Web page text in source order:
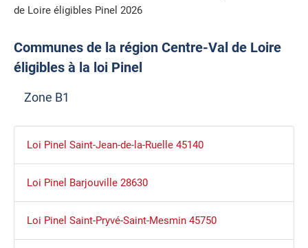
de Loire éligibles Pinel 2026
Communes de la région Centre-Val de Loire
éligibles à la loi Pinel
Zone B1
Loi Pinel Saint-Jean-de-la-Ruelle 45140
Loi Pinel Barjouville 28630
Loi Pinel Saint-Pryvé-Saint-Mesmin 45750